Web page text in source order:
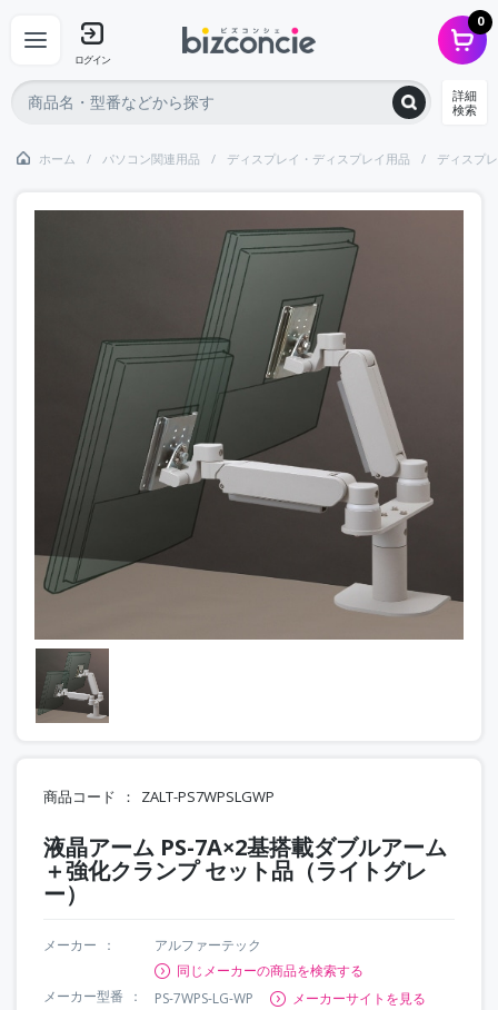
ログイン
0
詳細
検索
ホーム パソコン関連用品 ディスプレイ・ディスプレイ用品 ディスプ
商品コード ZALT-PS7WPSLGWP
液晶アーム PS-7A×2基搭載ダブルアーム
＋強化クランプ セット品（ライトグレ
ー）
メーカー
アルファーテック
同じメーカーの商品を検索する
メーカー型番
PS-7WPS-LG-WP メーカーサイトを見る